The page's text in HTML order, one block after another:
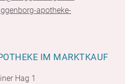
apotheke-
IM MARKTKAUF
Hag 1